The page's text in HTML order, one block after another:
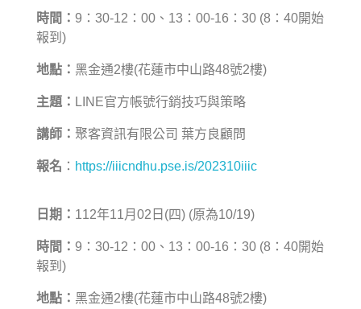
時間： 9：30-12：00、13：00-16：30 (8：40開始
報到)
地點： 黑金通2樓(花蓮市中山路48號2樓)
主題： LINE官方帳號行銷技巧與策略
講師： 聚客資訊有限公司 葉方良顧問
報名 ： https://iiicndhu.pse.is/202310iiic
日期： 112年11月02日(四) (原為10/19)
時間： 9：30-12：00、13：00-16：30 (8：40開始
報到)
地點： 黑金通2樓(花蓮市中山路48號2樓)